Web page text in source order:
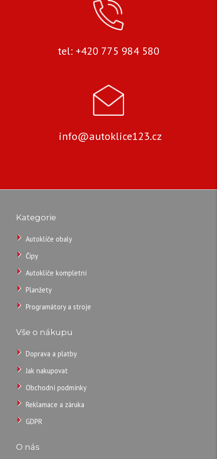
Dostupnost:
Záruka:36
Obal
auto
klíče
koso
tlačítka
s
hrotem
HU58.
320
tel: +420 775 984 580
info@autoklice123.cz
Kategorie
Autoklíče obaly
Čipy
Autoklíče kompletní
Planžety
Programátory a stroje
Vše o nákupu
Doprava a platby
Jak nakupovat
Obchodní podmínky
Reklamace a záruka
GDPR
O nás